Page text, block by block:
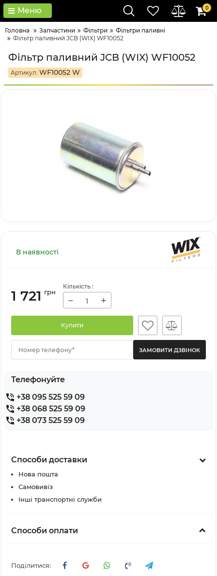
Меню 0
Головна Запчастини Фільтри
Фільтри паливні
Фільтр паливний JCB (WIX) WF10052
Фільтр паливний JCB (WIX) WF10052
Артикул: WF10052 W
В наявності
1 721 грн
Кількість :
− +
Купити
Номер телефону*
Телефонуйте
+38 095 525 59 09
+38 068 525 59 09
+38 073 525 59 09
Способи доставки
Нова пошта
Самовивіз
Інші транспортні служби
Способи оплати
Поділитися: